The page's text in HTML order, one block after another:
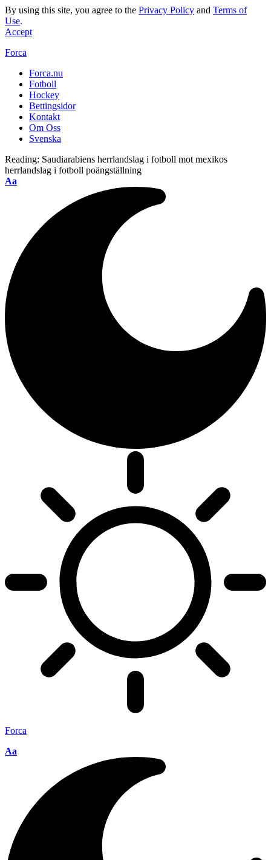
By using this site, you agree to the Privacy Policy and Terms of
Use.
Accept
Forca
Forca.nu
Fotboll
Hockey
Bettingsidor
Kontakt
Om Oss
Svenska
Reading: Saudiarabiens herrlandslag i fotboll mot mexikos
herrlandslag i fotboll poängställning
Aa
Forca
Aa